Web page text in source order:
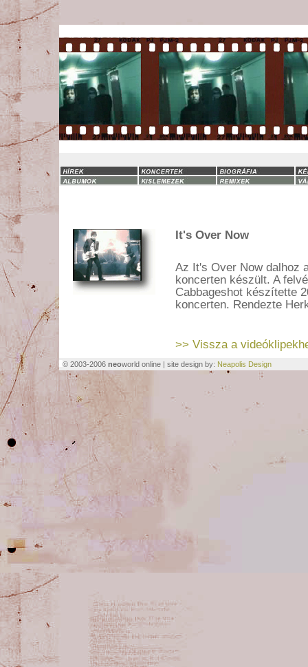
It's Over Now
Az It's Over Now dalhoz
koncerten készült. A
Cabbageshot készítette
koncerten. Rendezte
>> Vissza a
© 2003-2006 neoworld online | site design by: Neapolis Design